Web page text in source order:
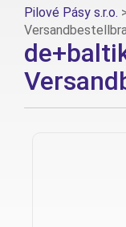
Pilové Pásy s.r.o.